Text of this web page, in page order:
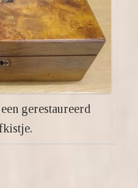
gerestaureerd